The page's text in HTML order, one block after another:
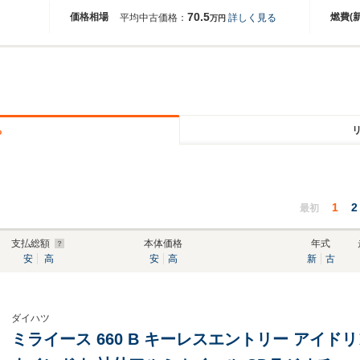
価格相場 燃費(
平均中古価格： 70.5万円 詳しく見る
最初 1 2
支払総額
安
高
本体価格
安
高
年式
新
古
ダイハツ
ミライース 660 B キーレスエントリー アイド